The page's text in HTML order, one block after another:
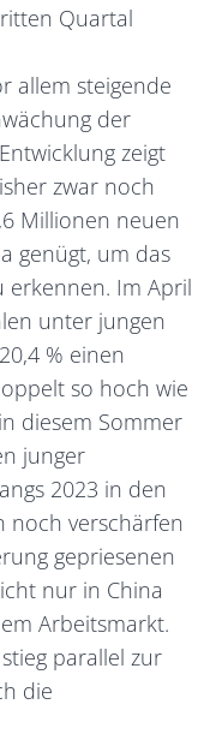
Quartal
allem steigende
der
zeigt
zwar noch
Millionen neuen
genügt, um das
erkennen. Im April
unter jungen
% einen
so hoch wie
diesem Sommer
junger
2023 in den
noch verschärfen
gepriesenen
nur in China
Arbeitsmarkt.
parallel zur
die